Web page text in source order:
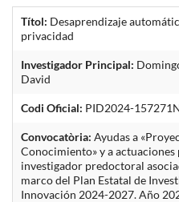
Títol: Desaprendizaje
privacidad
Investigador Principal:
David
Codi Oficial: PID2024-
Convocatòria: Ayudas a
Conocimiento» y a
investigador predoctoral
marco del Plan Estatal de
Innovación 2024-2027. Año